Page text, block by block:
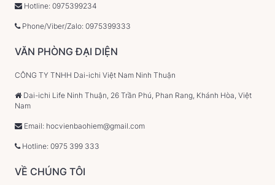
Hotline: 0975399234
Phone/Viber/Zalo: 0975399333
VĂN PHÒNG ĐẠI DIỆN
CÔNG TY TNHH Dai-ichi Việt Nam Ninh Thuận
Dai-ichi Life Ninh Thuận, 26 Trần Phú, Phan Rang, Khánh Hòa, Việt
Nam
Email: hocvienbaohiem@gmail.com
Hotline: 0975 399 333
VỀ CHÚNG TÔI